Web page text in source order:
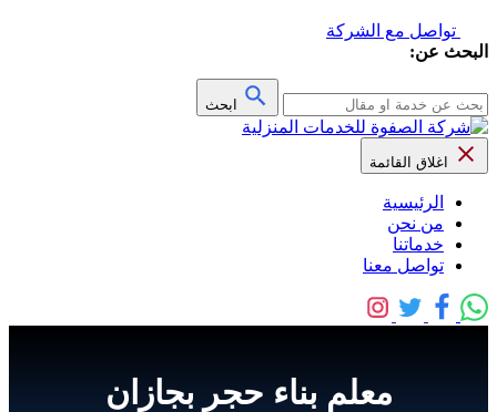
تواصل مع الشركة
البحث عن:
ابحث
اغلاق القائمة
الرئيسية
من نحن
خدماتنا
تواصل معنا
معلم بناء حجر بجازان